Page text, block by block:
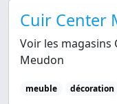
Cuir Center
Voir les magasins
Meudon
meuble décoration